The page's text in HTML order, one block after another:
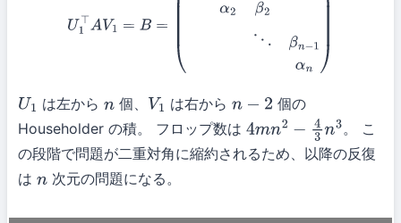
U1 は左からn個、 V1 は右からn−2
個の
Householder の積。 フロップ数は 4mn2−43 n3
。 こ
の段階で問題が二重対角に縮約されるため、以降の反復
は n次元の問題になる。